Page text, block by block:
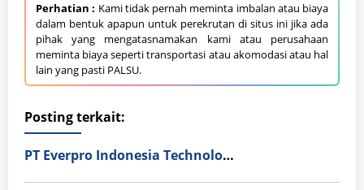
Perhatian : Kami tidak pernah meminta imbalan atau biaya
dalam bentuk apapun untuk perekrutan di situs ini jika ada
pihak yang mengatasnamakan kami atau perusahaan
meminta biaya seperti transportasi atau akomodasi atau hal
lain yang pasti PALSU.
Posting terkait:
PT Everpro Indonesia Technologies